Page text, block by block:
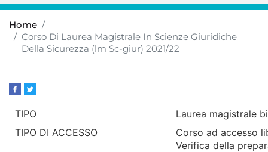
Home
Corso Di Laurea Magistrale In Scienze Giuridiche
Della Sicurezza (lm Sc-giur) 2021/22
TIPO
Laurea magistrale
TIPO DI ACCESSO
Corso ad accesso
Verifica della